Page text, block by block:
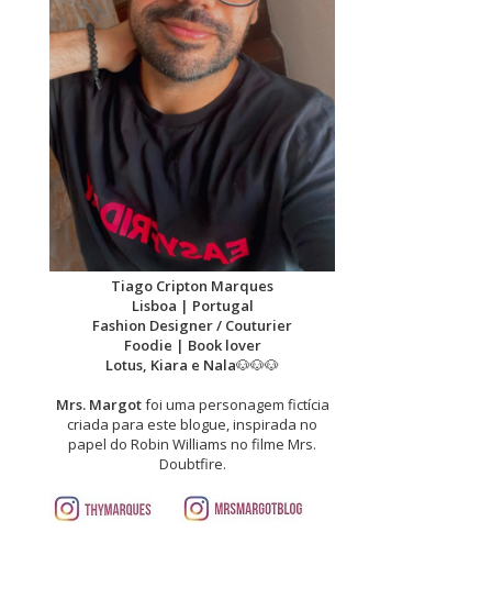
Tiago Cripton Marques
Lisboa | Portugal
Fashion Designer / Couturier
Foodie | Book lover
Lotus, Kiara e Nala🐶🐶🐶
Mrs. Margotfoi uma personagem fictícia
criada para este blogue, inspirada no
papel do Robin Williams no filme Mrs.
Doubtfire.